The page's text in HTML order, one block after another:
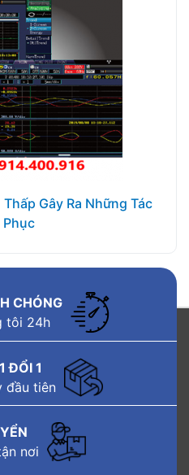
Gây Ra Những Tác
Phục
CHÓNG
tôi 24h
ĐỔI 1
đầu tiên
nơi